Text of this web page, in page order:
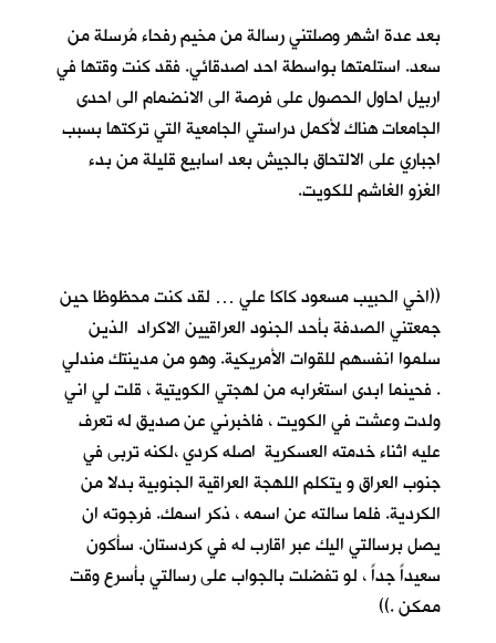
بعد عدة اشهر وصلتني رسالة من مخيم رفحاء مُرسلة من
سعد. استلمتها بواسطة احد اصدقائي. فقد كنت وقتها في
اربيل احاول الحصول على فرصة الى الانضمام الى احدى
الجامعات هناك لأكمل دراستي الجامعية التي تركتها بسبب
اجباري على الالتحاق بالجيش بعد اسابيع قليلة من بدء
الغزو الغاشم للكويت.
((اخي الحبيب مسعود كاكا علي … لقد كنت محظوظا حين
جمعتني الصدفة بأحد الجنود العراقيين الاكراد الذين
سلموا انفسهم للقوات الأمريكية. وهو من مدينتك مندلي
. فحينما ابدى استغرابه من لهجتي الكويتية ، قلت لي اني
ولدت وعشت في الكويت ، فاخبرني عن صديق له تعرف
عليه اثناء خدمته العسكرية اصله كردي ،لكنه تربى في
جنوب العراق و يتكلم اللهجة العراقية الجنوبية بدلا من
الكردية. فلما سالته عن اسمه ، ذكر اسمك. فرجوته ان
يصل برسالتي اليك عبر اقارب له في كردستان. سأكون
سعيداً جداً ، لو تفضلت بالجواب على رسالتي بأسرع وقت
ممكن .))